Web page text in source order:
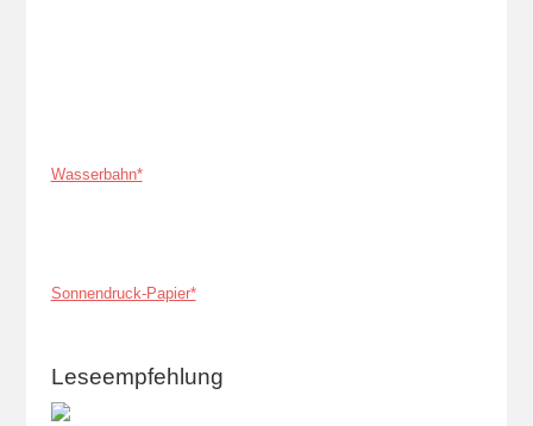
Wasserbahn*
Sonnendruck-Papier*
Leseempfehlung